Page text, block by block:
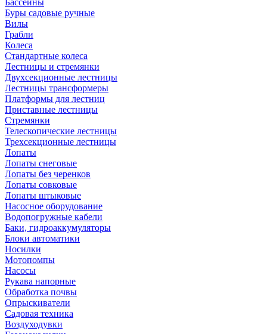
Бассейны
Буры садовые ручные
Вилы
Грабли
Колеса
Стандартные колеса
Лестницы и стремянки
Двухсекционные лестницы
Лестницы трансформеры
Платформы для лестниц
Приставные лестницы
Стремянки
Телескопические лестницы
Трехсекционные лестницы
Лопаты
Лопаты снеговые
Лопаты без черенков
Лопаты совковые
Лопаты штыковые
Насосное оборудование
Водопогружные кабели
Баки, гидроаккумуляторы
Блоки автоматики
Носилки
Мотопомпы
Насосы
Рукава напорные
Обработка почвы
Опрыскиватели
Садовая техника
Воздуходувки